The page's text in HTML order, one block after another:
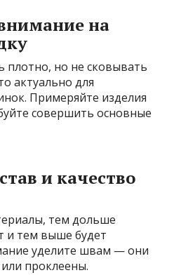
на
плотно, но не сковывать
актуально для
Примеряйте изделия
совершить основные
и качество
тем дольше
и тем выше будет
уделите швам — они
проклеены.